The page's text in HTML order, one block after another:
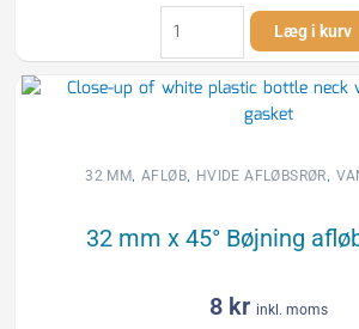
32
mm
x
30°
hvid
antal
Læg i kurv
32 MM, AFLØB, HVIDE AFLØBSRØR,
32 mm x 45° Bøjning
8 kr inkl. moms